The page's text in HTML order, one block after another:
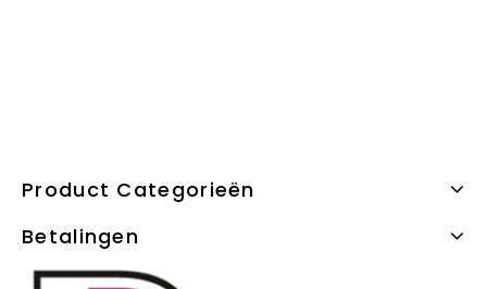
Product Categorieën
Betalingen